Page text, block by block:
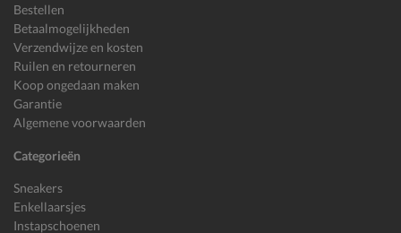
Bestellen
Betaalmogelijkheden
Verzendwijze en kosten
Ruilen en retourneren
Koop ongedaan maken
Garantie
Algemene voorwaarden
Categorieën
Sneakers
Enkellaarsjes
Instapschoenen